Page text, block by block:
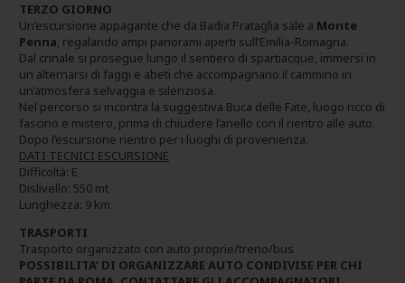
TERZO GIORNO
Un’escursione appagante che da Badia Prataglia sale a Monte
Penna, regalando ampi panorami aperti sull’Emilia-Romagna.
Dal crinale si prosegue lungo il sentiero di spartiacque, immersi in
un alternarsi di faggi e abeti che accompagnano il cammino in
un’atmosfera selvaggia e silenziosa.
Nel percorso si incontra la suggestiva Buca delle Fate, luogo ricco di
fascino e mistero, prima di chiudere l’anello con il rientro alle auto.
Dopo l’escursione rientro per i luoghi di provenienza.
DATI TECNICI ESCURSIONE
Difficoltà: E
Dislivello: 550 mt
Lunghezza: 9 km
TRASPORTI
Trasporto organizzato con auto proprie/treno/bus
POSSIBILITA’ DI ORGANIZZARE AUTO CONDIVISE PER CHI